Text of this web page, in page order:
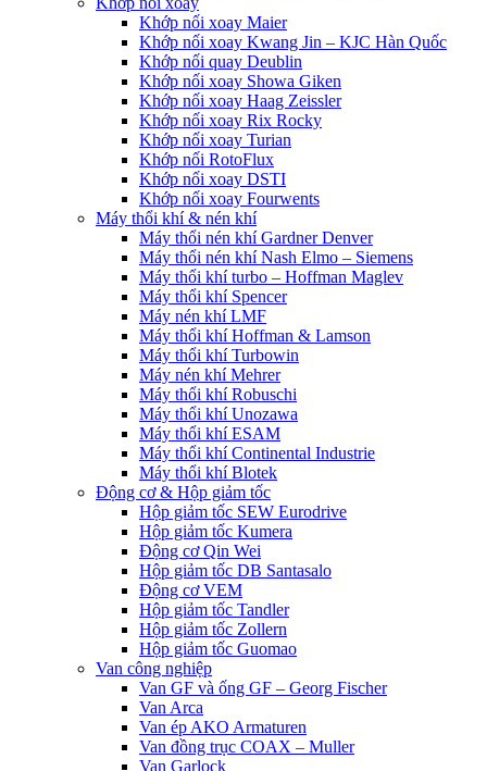
Khớp nối xoay Maier
Khớp nối xoay Kwang Jin – KJC Hàn Quốc
Khớp nối quay Deublin
Khớp nối xoay Showa Giken
Khớp nối xoay Haag Zeissler
Khớp nối xoay Rix Rocky
Khớp nối xoay Turian
Khớp nối RotoFlux
Khớp nối xoay DSTI
Khớp nối xoay Fourwents
Máy thổi khí & nén khí
Máy thổi nén khí Gardner Denver
Máy thổi nén khí Nash Elmo – Siemens
Máy thổi khí turbo – Hoffman Maglev
Máy thổi khí Spencer
Máy nén khí LMF
Máy thổi khí Hoffman & Lamson
Máy thổi khí Turbowin
Máy nén khí Mehrer
Máy thổi khí Robuschi
Máy thổi khí Unozawa
Máy thổi khí ESAM
Máy thổi khí Continental Industrie
Máy thổi khí Blotek
Động cơ & Hộp giảm tốc
Hộp giảm tốc SEW Eurodrive
Hộp giảm tốc Kumera
Động cơ Qin Wei
Hộp giảm tốc DB Santasalo
Động cơ VEM
Hộp giảm tốc Tandler
Hộp giảm tốc Zollern
Hộp giảm tốc Guomao
Van công nghiệp
Van GF và ống GF – Georg Fischer
Van Arca
Van ép AKO Armaturen
Van đồng trục COAX – Muller
Van Garlock